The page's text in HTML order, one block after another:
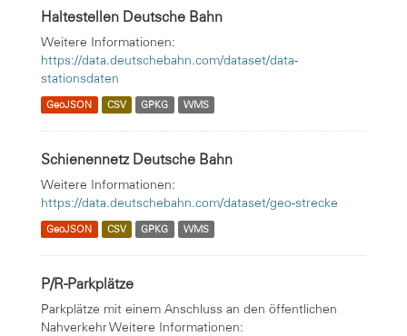
Haltestellen Deutsche Bahn
Weitere Informationen:
https://data.deutschebahn.com/dataset/data-
stationsdaten
GeoJSON CSV GPKG WMS
Schienennetz Deutsche Bahn
Weitere Informationen:
https://data.deutschebahn.com/dataset/geo-strecke
GeoJSON CSV GPKG WMS
P/R-Parkplätze
Parkplätze mit einem Anschluss an den öffentlichen
Nahverkehr Weitere Informationen: